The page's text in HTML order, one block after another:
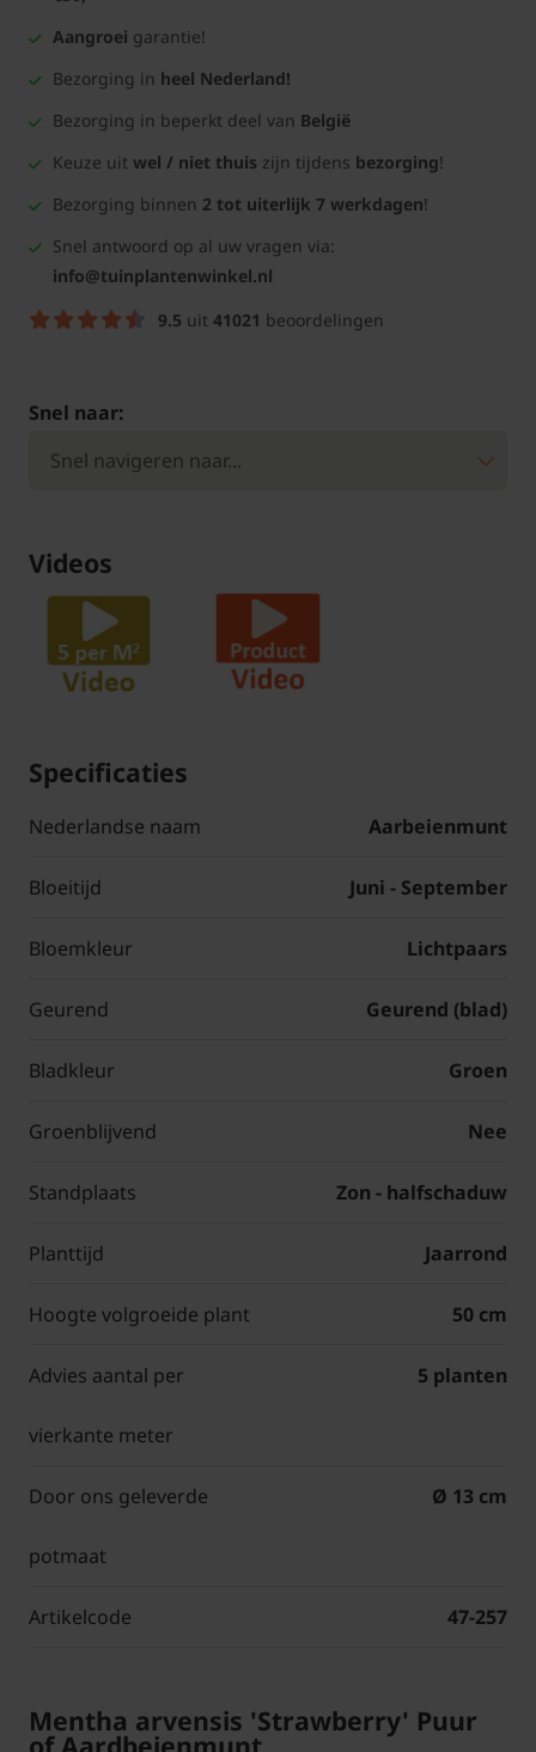
Aangroei garantie!
Bezorging in heel Nederland!
Bezorging in beperkt deel van België
Keuze uit wel / niet thuis zijn tijdens bezorging!
Bezorging binnen 2 tot uiterlijk 7 werkdagen!
Snel antwoord op al uw vragen via:
info@tuinplantenwinkel.nl
9.5 uit 41021 beoordelingen
Snel naar:
Videos
Specificaties
Nederlandse naam Aarbeienmunt
Bloeitijd Juni - September
Bloemkleur Lichtpaars
Geurend Geurend (blad)
Bladkleur Groen
Groenblijvend Nee
Standplaats Zon - halfschaduw
Planttijd Jaarrond
Hoogte volgroeide plant 50 cm
Advies aantal per
vierkante meter
5 planten
Door ons geleverde
potmaat
Ø 13 cm
Artikelcode 47-257
Mentha arvensis 'Strawberry' Puur